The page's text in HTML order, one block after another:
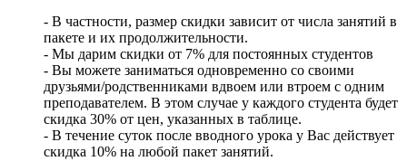
- В частности, размер скидки зависит от числа занятий в
пакете и их продолжительности.
- Мы дарим скидки от 7% для постоянных студентов
- Вы можете заниматься одновременно со своими
друзьями/родственниками вдвоем или втроем с одним
преподавателем. В этом случае у каждого студента будет
скидка 30% от цен, указанных в таблице.
- В течение суток после вводного урока у Вас действует
скидка 10% на любой пакет занятий.